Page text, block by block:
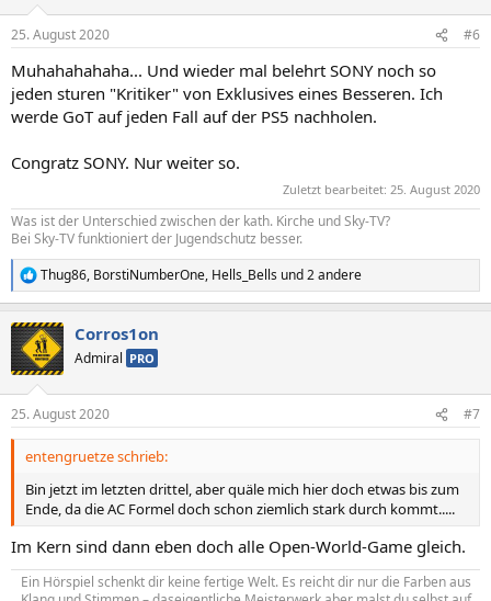
e
:
25. August 2020 #6
Muhahahahaha... Und wieder mal belehrt SONY noch so
jeden sturen "Kritiker" von Exklusives eines Besseren. Ich
werde GoT auf jeden Fall auf der PS5 nachholen.
Congratz SONY. Nur weiter so.
Zuletzt bearbeitet: 25. August 2020
Was ist der Unterschied zwischen der kath. Kirche und Sky-TV?
Bei Sky-TV funktioniert der Jugendschutz besser.
R
e
k
t
i
e
n
Thug86, BorstiNumberOne, Hells_Bells und 2 andere
Corros1on
Admiral PRO
25. August 2020 #7
entengruetze schrieb:
Bin jetzt im letzten drittel, aber quäle mich hier doch etwas bis zum
Ende, da die AC Formel doch schon ziemlich stark durch kommt.....
Im Kern sind dann eben doch alle Open-World-Game gleich.
Ein Hörspiel schenkt dir keine fertige Welt. Es reicht dir nur die Farben aus